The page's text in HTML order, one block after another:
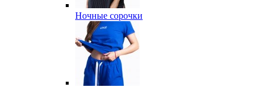
Ночные сорочки